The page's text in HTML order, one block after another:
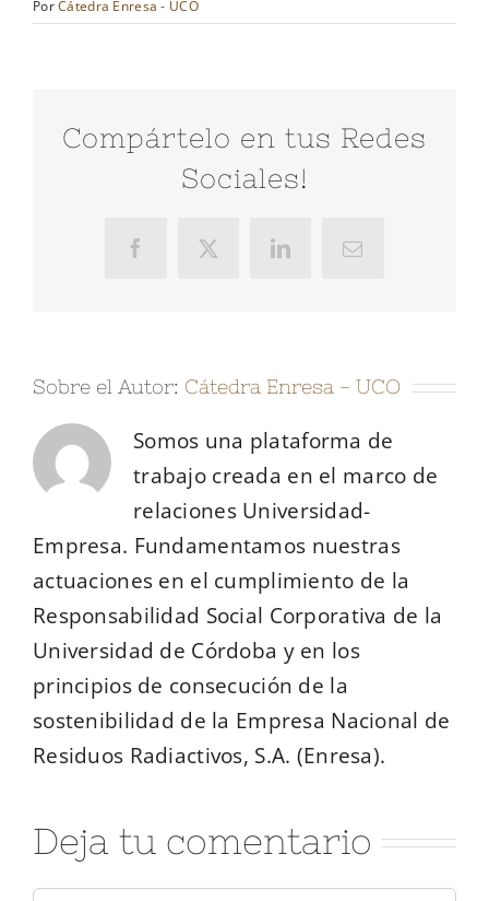
PorCátedra Enresa - UCO
Compártelo en tus Redes
Sociales!
FacebookX LinkedInCorreo
Sobre el Autor: Cátedra Enresa - UCO
Somos una plataforma de
trabajo creada en el marco de
relaciones Universidad-
Empresa. Fundamentamos nuestras
actuaciones en el cumplimiento de la
Responsabilidad Social Corporativa de la
Universidad de Córdoba y en los
principios de consecución de la
sostenibilidad de la Empresa Nacional de
Residuos Radiactivos, S.A. (Enresa).
Deja tu comentario